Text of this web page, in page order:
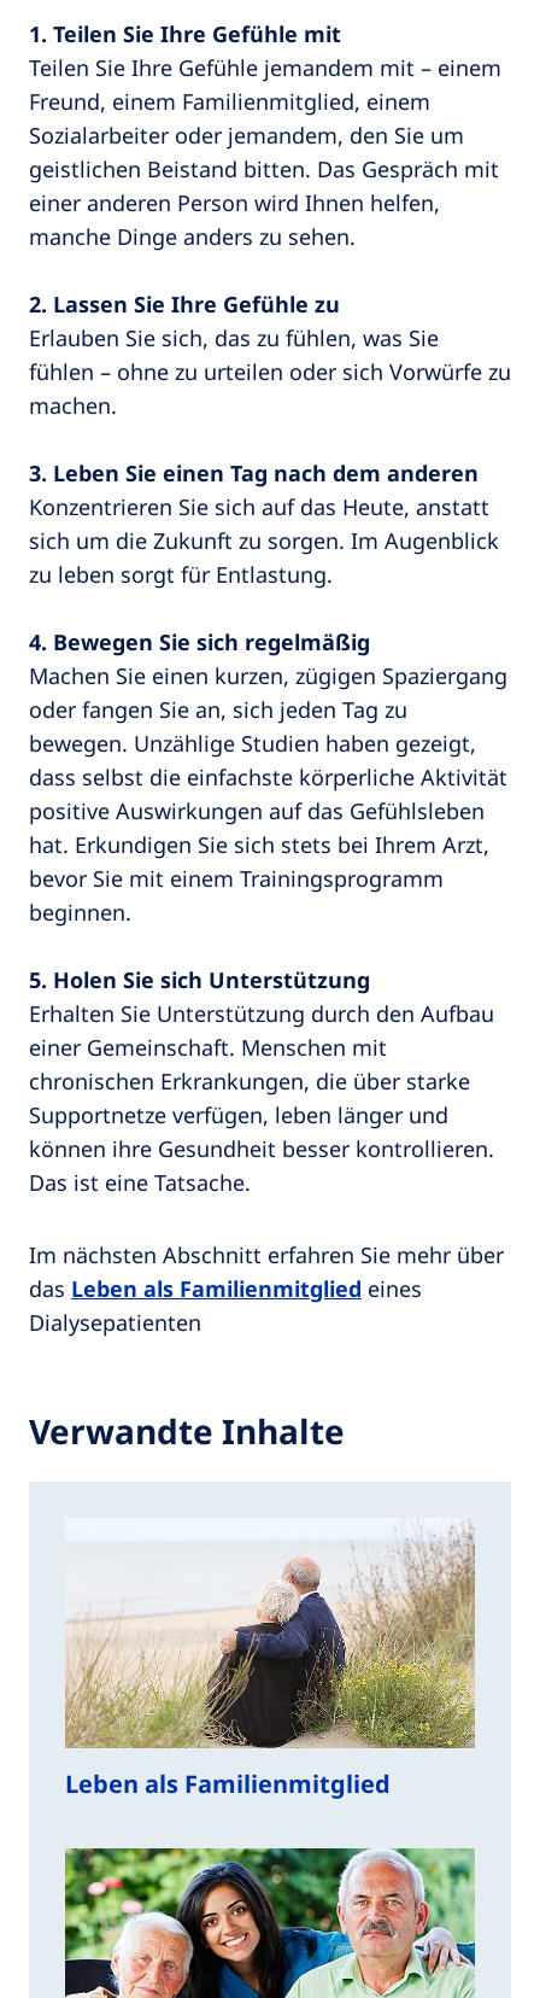
1. Teilen Sie Ihre Gefühle mit
Teilen Sie Ihre Gefühle jemandem mit – einem
Freund, einem Familienmitglied, einem
Sozialarbeiter oder jemandem, den Sie um
geistlichen Beistand bitten. Das Gespräch mit
einer anderen Person wird Ihnen helfen,
manche Dinge anders zu sehen.
2. Lassen Sie Ihre Gefühle zu
Erlauben Sie sich, das zu fühlen, was Sie
fühlen – ohne zu urteilen oder sich Vorwürfe zu
machen.
3. Leben Sie einen Tag nach dem anderen
Konzentrieren Sie sich auf das Heute, anstatt
sich um die Zukunft zu sorgen. Im Augenblick
zu leben sorgt für Entlastung.
4. Bewegen Sie sich regelmäßig
Machen Sie einen kurzen, zügigen Spaziergang
oder fangen Sie an, sich jeden Tag zu
bewegen. Unzählige Studien haben gezeigt,
dass selbst die einfachste körperliche Aktivität
positive Auswirkungen auf das Gefühlsleben
hat. Erkundigen Sie sich stets bei Ihrem Arzt,
bevor Sie mit einem Trainingsprogramm
beginnen.
5. Holen Sie sich Unterstützung
Erhalten Sie Unterstützung durch den Aufbau
einer Gemeinschaft. Menschen mit
chronischen Erkrankungen, die über starke
Supportnetze verfügen, leben länger und
können ihre Gesundheit besser kontrollieren.
Das ist eine Tatsache.
Im nächsten Abschnitt erfahren Sie mehr über
das Leben als Familienmitglied eines
Dialysepatienten
Verwandte Inhalte
Leben als Familienmitglied